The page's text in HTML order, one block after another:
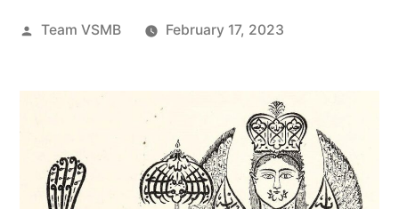
Posted
Team VSMB February 17, 2023